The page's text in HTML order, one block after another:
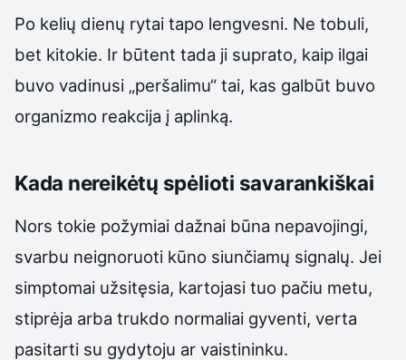
Po kelių dienų rytai tapo lengvesni. Ne tobuli,
bet kitokie. Ir būtent tada ji suprato, kaip ilgai
buvo vadinusi „peršalimu“ tai, kas galbūt buvo
organizmo reakcija į aplinką.
Kada nereikėtų spėlioti savarankiškai
Nors tokie požymiai dažnai būna nepavojingi,
svarbu neignoruoti kūno siunčiamų signalų. Jei
simptomai užsitęsia, kartojasi tuo pačiu metu,
stiprėja arba trukdo normaliai gyventi, verta
pasitarti su gydytoju ar vaistininku.